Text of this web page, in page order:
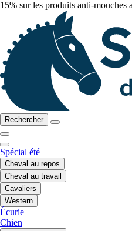
15% sur les produits anti-mouches
Rechercher
Spécial été
Cheval au repos
Cheval au travail
Cavaliers
Western
Écurie
Chien